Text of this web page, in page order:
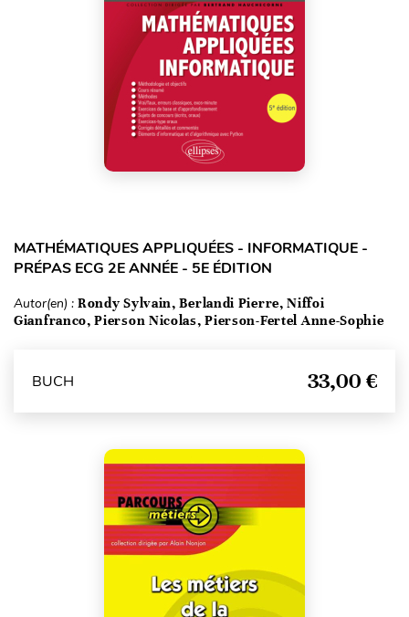
MATHÉMATIQUES APPLIQUÉES - INFORMATIQUE -
PRÉPAS ECG 2E ANNÉE - 5E ÉDITION
Autor(en) : Rondy Sylvain, Berlandi Pierre, Niffoi
Gianfranco, Pierson Nicolas, Pierson-Fertel Anne-Sophie
BUCH 33,00 €